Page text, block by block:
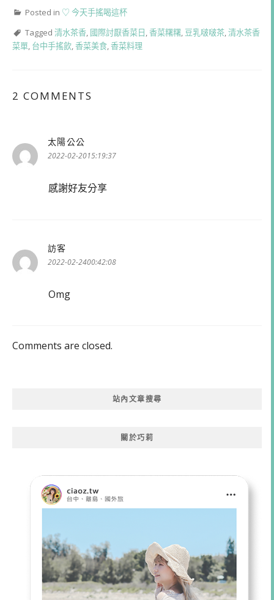
Posted in ♡ 今天手搖喝這杯
Tagged 清水茶香, 國際討厭香菜日,香菜糬糬, 豆乳啵啵茶,清水茶香
菜單, 台中手搖飲,香菜美食,香菜料理
2 COMMENTS
太陽公公
示:
2022-02-2015:19:37
感謝好友分享
訪客
示:
2022-02-2400:42:08
Omg
Comments are closed.
站內文章搜尋
關於巧莉